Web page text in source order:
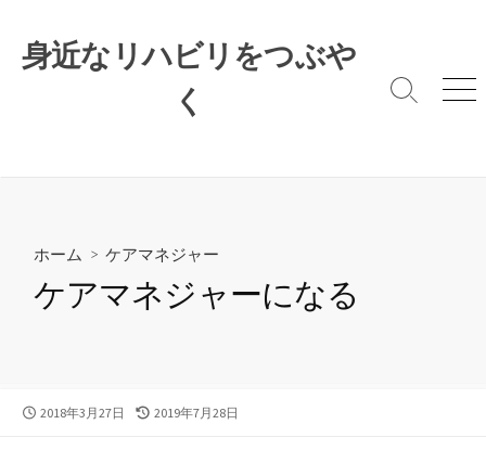
ス
身近なリハビリをつぶや
く
検
メ
ホーム > ケアマネジャー
ケアマネジャーになる
公
2018年3月27日
最
2019年7月28日